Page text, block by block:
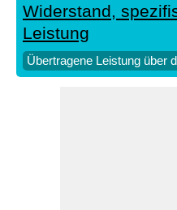
Widerstand,
Leistung
Übertragene Leistung über